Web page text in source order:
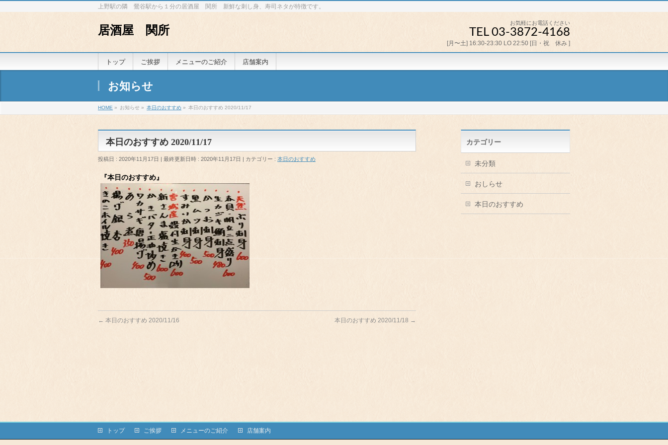
上野駅の隣 鶯谷駅から１分の居酒屋 関所 新鮮な刺し身、寿司ネタが特徴です。
居酒屋 関所
お気軽にお電話ください
TEL 03-3872-4168
[月〜土] 16:30-23:30 LO 22:50 [日・祝 休み ]
トップ ご挨拶 メニューのご紹介 店舗案内
お知らせ
HOME » お知らせ » 本日のおすすめ » 本日のおすすめ 2020/11/17
本日のおすすめ 2020/11/17
投稿日 : 2020年11月17日 最終更新日時 : 2020年11月17日 カテゴリー : 本日のおすすめ
『本日のおすすめ』
← 本日のおすすめ 2020/11/16 本日のおすすめ 2020/11/18 →
カテゴリー
未分類
おしらせ
本日のおすすめ
トップ ご挨拶 メニューのご紹介 店舗案内